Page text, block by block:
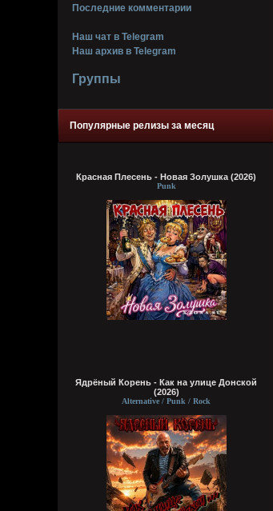
Последние комментарии
Наш чат в Telegram
Наш архив в Telegram
Группы
Популярные релизы за месяц
Красная Плесень - Новая Золушка (2026)
Punk
Ядрёный Корень - Как на улице Донской
(2026)
Alternative / Punk / Rock